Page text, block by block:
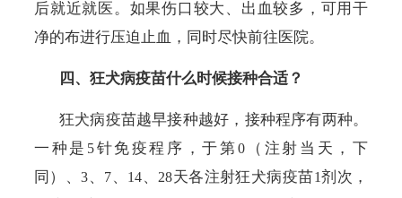
后就近就医。如果伤口较大、出血较多，可用干
净的布进行压迫止血，同时尽快前往医院。
四、狂犬病疫苗什么时候接种合适？
狂犬病疫苗越早接种越好，接种程序有两种。
一种是 5针免疫程序，于第0（注射当天，下
同）、3、 7、 14、28天各注射狂犬病疫苗1剂次，